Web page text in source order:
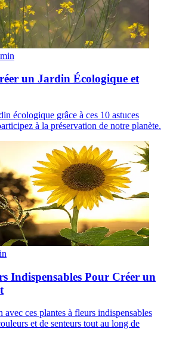
min
un Jardin Écologique et
écologique grâce à ces 10 astuces
à la préservation de notre planète.
Indispensables Pour Créer un
ces plantes à fleurs indispensables
et de senteurs tout au long de